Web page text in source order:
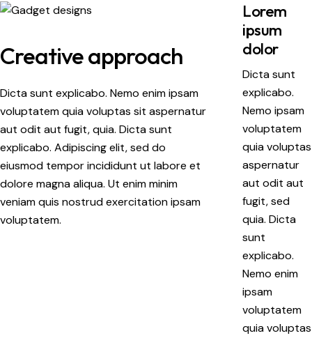
Creative approach
Dicta sunt explicabo. Nemo enim ipsam
voluptatem quia voluptas sit aspernatur
aut odit aut fugit, quia. Dicta sunt
explicabo. Adipiscing elit, sed do
eiusmod tempor incididunt ut labore et
dolore magna aliqua. Ut enim minim
veniam quis nostrud exercitation ipsam
voluptatem.
Lorem
ipsum
dolor
Dicta sunt
explicabo.
Nemo ipsam
voluptatem
quia voluptas
aspernatur
aut odit aut
fugit, sed
quia. Dicta
sunt
explicabo.
Nemo enim
ipsam
voluptatem
quia voluptas